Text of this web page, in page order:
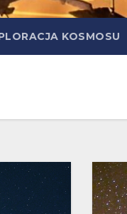
KOSMOSU